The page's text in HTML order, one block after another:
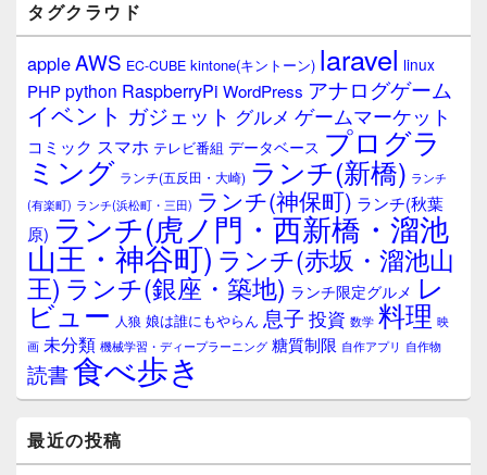
タグクラウド
appleAWS EC-CUBE kintone(キントーン) laravel linux
PHPpython RaspberryPi WordPress アナログゲーム
イベント ガジェット グルメ ゲームマーケット
コミック スマホ テレビ番組 データベース プログラ
ミング ランチ(五反田・大崎) ランチ(新橋) ランチ
(有楽町) ランチ(浜松町・三田) ランチ(神保町) ランチ(秋葉
原) ランチ(虎ノ門・西新橋・溜池
山王・神谷町) ランチ(赤坂・溜池山
王) ランチ(銀座・築地) ランチ限定グルメ レ
ビュー 人狼 娘は誰にもやらん 息子 投資 数学 料理 映
画 未分類 機械学習・ディープラーニング 糖質制限 自作アプリ 自作物
読書食べ歩き
最近の投稿